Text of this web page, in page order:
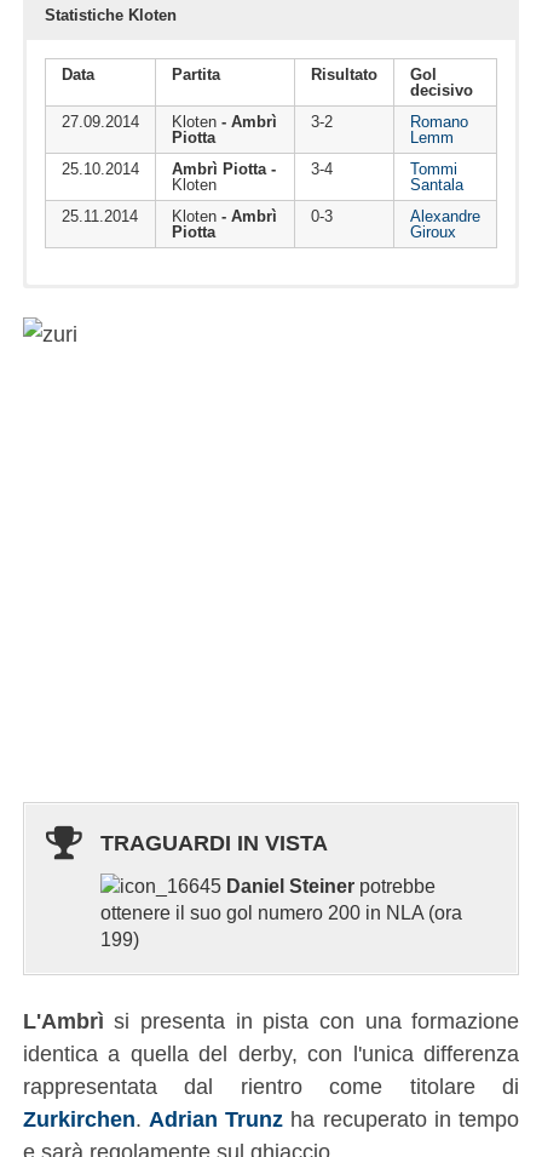
Statistiche Kloten
Data Partita Risultato
Gol
decisivo
27.09.2014
Kloten- Ambrì
Piotta
3-2
Romano
Lemm
25.10.2014
Ambrì Piotta -
Kloten
3-4
Tommi
Santala
25.11.2014
Kloten- Ambrì
Piotta
0-3
Alexandre
Giroux
TRAGUARDI IN VISTA
Daniel Steinerpotrebbe
ottenere il suo gol numero 200 in NLA (ora
199)
L'Ambrì si presenta in pista con una formazione
identica a quella del derby, con l'unica differenza
rappresentata dal rientro come titolare di
Zurkirchen. Adrian Trunz ha recuperato in tempo
e sarà regolamente sul ghiaccio.